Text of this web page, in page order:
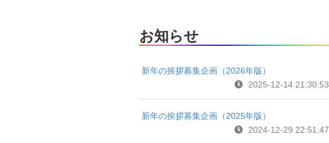
お知らせ
新年の挨拶募集企画（2026年版）
2025-12-14 21:30:53
新年の挨拶募集企画（2025年版）
2024-12-29 22:51:47